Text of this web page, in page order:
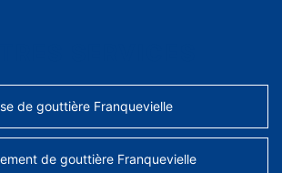
de gouttière Franquevielle
de gouttière Franquevielle